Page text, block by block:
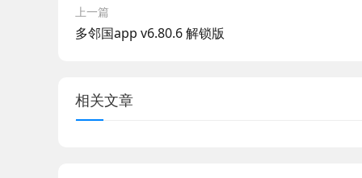
上一篇
多邻国app v6.80.6 解锁版
相关文章